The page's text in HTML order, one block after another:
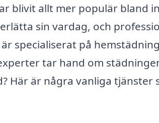
blivit allt mer populär bland
sin vardag, och
specialiserat på
tar hand om
Här är några vanliga tjänster